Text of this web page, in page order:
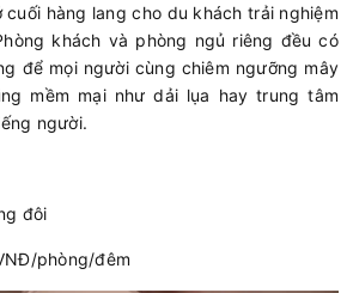
cuối hàng lang cho du khách trải nghiệm
khách và phòng ngủ riêng đều có
để mọi người cùng chiêm ngưỡng mây
mềm mại như dải lụa hay trung tâm
người.
đôi
phòng/đêm